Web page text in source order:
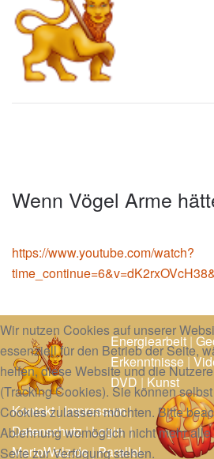
Wenn Vögel Arme
https://www.youtube.com/watch?
Energiearbeit|
Erkenntnisse|
DVD|Kunst
Kontakt|Impressum|
Datenschutz|Login|
MarioWalz.de|Parallel-
Wir nutzen Cookies auf unserer
essenziell für den Betrieb der Seite,
helfen, diese Website und die
(Tracking Cookies). Sie können
Cookies zulassen möchten. Bitte
Ablehnung womöglich nicht mehr
Seite zur Verfügung stehen.